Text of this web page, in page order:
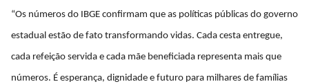
“Os números do IBGE confirmam que as políticas públicas do governo
estadual estão de fato transformando vidas. Cada cesta entregue,
cada refeição servida e cada mãe beneficiada representa mais que
números. É esperança, dignidade e futuro para milhares de famílias